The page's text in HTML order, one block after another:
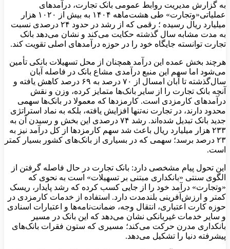
به گزارش مدیریت روابط عمومی بانک تجارت، درآمدهای
عملیاتی«وتجارت» طی هشت‌ماهه ۱۴۰۴ به بیش از ۱۰۲۰ هزار
میلیارد ریال رسیده ؛ رقمی که از رشد در حدود ۲۴ درصدی نسبت
به مدت مشابه سال گذشته حکایت می‌کند و نشان می‌دهد بانک
تجارت توانسته جایگاه خود را در حوزه درآمدهای اصلی تقویت کند.
هرچند بخش عمده این درآمد همچنان از محل تسهیلات بانکی تأمین
می‌شود اما سهم این منبع درآمدی مشاع بانک در فاصله آبان
سال‌گذشته تا آبان امسال از ۷۰ درصد به ۶۹ درصد کاهش یافته و
آنچه بانک تجارت را از سایر بانک‌ها متمایز کرده، وزن و نقش
درآمدهای کارمزدی است. کارمزدها که معمولا در بانک‌ها سهمی
محدود دارند، در تجارت نه‌تنها افزایش یافته، بلکه به نماد استراتژی
جدید بانک تبدیل شده‌اند. رشد ۷۴ درصدی این بخش و رسیدن آن به
۲۳۳ هزار میلیارد ریال باعث شد سهم کارمزدها از کل درآمد نیز به
۲۳ درصد برسد؛ سهمی که در بسیاری از بانک‌های کشور بسیار کمتر
است.
این تحول پیام مشخصی دارد: بانک تجارت در حال فاصله گرفتن از
الگوی سنتی «بانکداری مبتنی بر تسهیلات» است به نحوی که
«وتجارت» درآمد خود را از جایی کسب کرده که رشد پایدار، ریسک
کمتر و ارزش‌آفرینی بلندمدت دارد. استفاده از خدمات کارمزدی در
حوزه کارت اعتباری، انتقال وجه، ضمانت‌نامه‌ها و اعتبارات اسنادی
و سایر خدمات غیربانکی نشان می‌دهد که این بانک در مسیر
بانکداری مدرن حرکت می‌کند؛ مسیری که ستون فقرات بانک‌های
پیشرفته دنیا را تشکیل می‌دهد.